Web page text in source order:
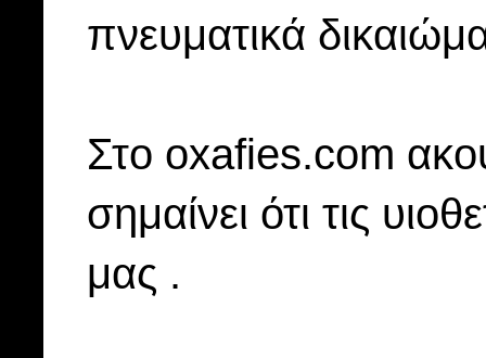
πνευματικά
Στo oxafies.com
σημαίνει ότι τις
μας .